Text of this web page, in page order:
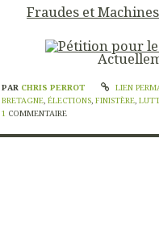
Fraudes et
PAR CHRIS PERROT LIEN
BRETAGNE, ÉLECTIONS, FINISTÈRE,
1 COMMENTAIRE